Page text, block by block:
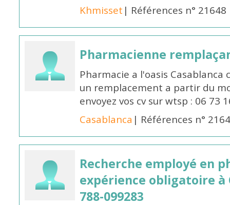
Khmisset | Références n° 21648
Pharmacienne
Pharmacie a l'oasis
un remplacement a partir du
envoyez vos cv sur wtsp : 06 73
Casablanca | Références n°
Recherche employé en
expérience obligatoire à
788-099283